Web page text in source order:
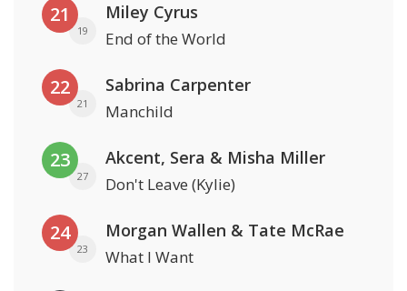
21
19
Miley Cyrus
End of the World
22
21
Sabrina Carpenter
Manchild
23
27
Akcent, Sera & Misha Miller
Don't Leave (Kylie)
24
23
Morgan Wallen & Tate McRae
What I Want